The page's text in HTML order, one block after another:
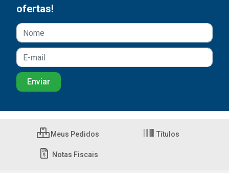
ofertas!
Meus Pedidos Títulos
Notas Fiscais